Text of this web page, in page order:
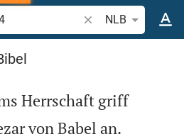
Bibelstelle oder
NLB
Herrschaft griff
von Babel an.